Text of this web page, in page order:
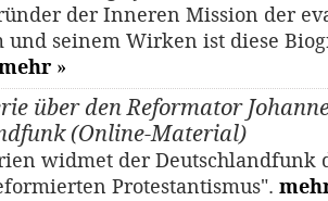
der Inneren Mission der
und seinem Wirken ist diese
»
über den Reformator
(Online-Material)
widmet der Deutschlandfunk
Protestantismus".